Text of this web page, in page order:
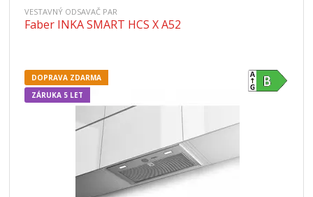
VESTAVNÝ ODSAVAČ PAR
Faber INKA SMART HCS X A52
DOPRAVA ZDARMA
ZÁRUKA 5 LET